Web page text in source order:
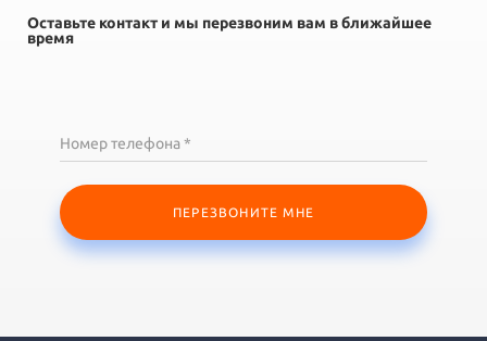
Оставьте контакт и мы перезвоним вам в ближайшее
время
Номер телефона *
ПЕРЕЗВОНИТЕ МНЕ